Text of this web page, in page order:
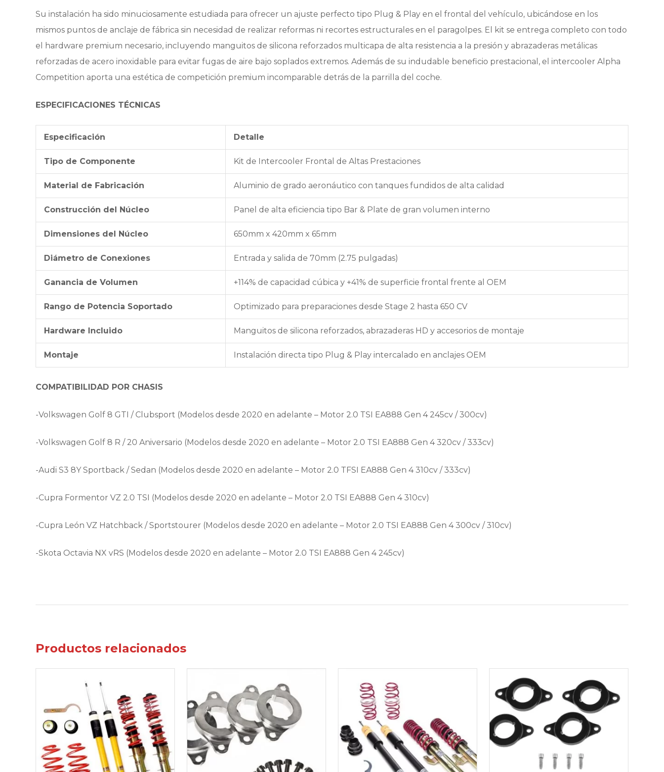
Su instalación ha sido minuciosamente estudiada para ofrecer un ajuste perfecto tipo Plug & Play en el frontal del vehículo, ubicándose en los
mismos puntos de anclaje de fábrica sin necesidad de realizar reformas ni recortes estructurales en el paragolpes. El kit se entrega completo con todo
el hardware premium necesario, incluyendo manguitos de silicona reforzados multicapa de alta resistencia a la presión y abrazaderas metálicas
reforzadas de acero inoxidable para evitar fugas de aire bajo soplados extremos. Además de su indudable beneficio prestacional, el intercooler Alpha
Competition aporta una estética de competición premium incomparable detrás de la parrilla del coche.
ESPECIFICACIONES TÉCNICAS
Especificación Detalle
Tipo de Componente Kit de Intercooler Frontal de Altas Prestaciones
Material de Fabricación Aluminio de grado aeronáutico con tanques fundidos de alta calidad
Construcción del Núcleo Panel de alta eficiencia tipo Bar & Plate de gran volumen interno
Dimensiones del Núcleo 650mm x 420mm x 65mm
Diámetro de Conexiones Entrada y salida de 70mm (2.75 pulgadas)
Ganancia de Volumen +114% de capacidad cúbica y +41% de superficie frontal frente al OEM
Rango de Potencia Soportado Optimizado para preparaciones desde Stage 2 hasta 650 CV
Hardware Incluido Manguitos de silicona reforzados, abrazaderas HD y accesorios de montaje
Montaje Instalación directa tipo Plug & Play intercalado en anclajes OEM
COMPATIBILIDAD POR CHASIS
-Volkswagen Golf 8 GTI / Clubsport (Modelos desde 2020 en adelante – Motor 2.0 TSI EA888 Gen 4 245cv / 300cv)
-Volkswagen Golf 8 R / 20 Aniversario (Modelos desde 2020 en adelante – Motor 2.0 TSI EA888 Gen 4 320cv / 333cv)
-Audi S3 8Y Sportback / Sedan (Modelos desde 2020 en adelante – Motor 2.0 TFSI EA888 Gen 4 310cv / 333cv)
-Cupra Formentor VZ 2.0 TSI (Modelos desde 2020 en adelante – Motor 2.0 TSI EA888 Gen 4 310cv)
-Cupra León VZ Hatchback / Sportstourer (Modelos desde 2020 en adelante – Motor 2.0 TSI EA888 Gen 4 300cv / 310cv)
-Skota Octavia NX vRS (Modelos desde 2020 en adelante – Motor 2.0 TSI EA888 Gen 4 245cv)
Productos relacionados